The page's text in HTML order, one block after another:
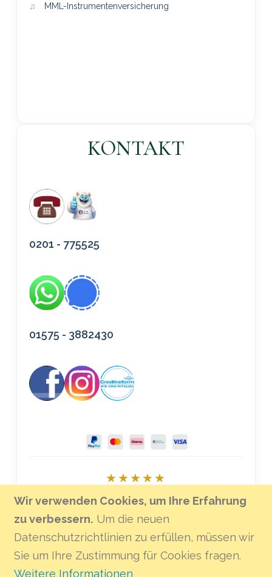
Wir verwenden Cookies, um Ihre Erfahrung
zu verbessern. Um die neuen
Datenschutzrichtlinien zu erfüllen, müssen wir
Sie um Ihre Zustimmung für Cookies fragen.
Weitere Informationen
MML-Instrumentenversicherung
KONTAKT
0201 - 775525
01575 - 3882430
★★★★★
Bei Google bewerten